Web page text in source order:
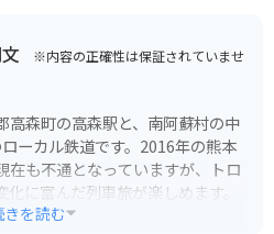
※内容の正確性は保証されていませ
高森町の高森駅と、南阿蘇村の中
ーカル鉄道です。2016年の熊本
在も不通となっていますが、トロ
に富んだ列車旅が楽しめます。
きを読む